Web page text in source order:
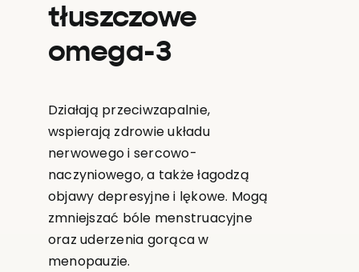
tłuszczowe
omega-3
Działają przeciwzapalnie,
wspierają zdrowie układu
nerwowego i sercowo-
naczyniowego, a także łagodzą
objawy depresyjne i lękowe. Mogą
zmniejszać bóle menstruacyjne
oraz uderzenia gorąca w
menopauzie.